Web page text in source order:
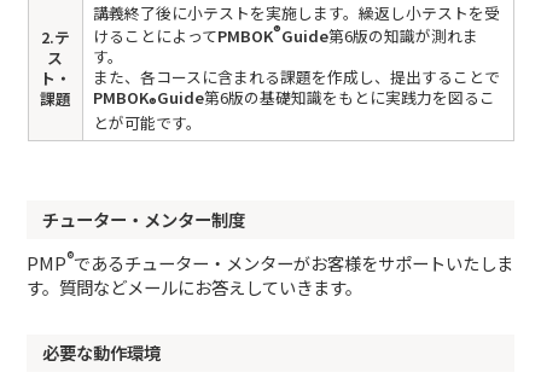
2.テ
ス
ト・
課題
講義終了後に小テストを実施します。繰返し小テストを受
けることによってPMBOK®Guide第6版の知識が測れま
す。
また、各コースに含まれる課題を作成し、提出することで
PMBOK®Guide第6版の基礎知識をもとに実践力を図るこ
とが可能です。
チューター・メンター制度
PMP®であるチューター・メンターがお客様をサポートいたしま
す。質問などメールにお答えしていきます。
必要な動作環境